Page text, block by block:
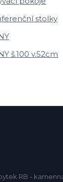
stolky
š.100 v.52cm
RB -